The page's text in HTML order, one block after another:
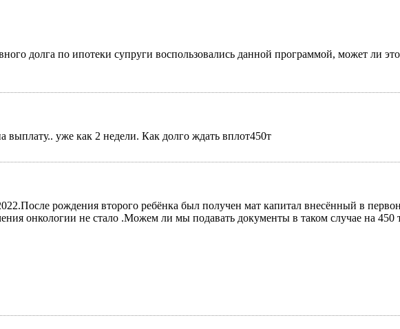
долга по ипотеки супруги воспользовались данной программой, может ли
выплату.. уже как 2 недели. Как долго ждать вплот450т
рождения второго ребёнка был получен мат капитал внесённый в
онкологии не стало .Можем ли мы подавать документы в таком случае на 450